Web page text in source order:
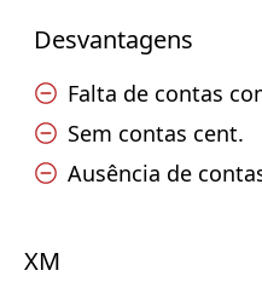
Desvantagens
Falta de contas
Sem contas cent.
Ausência de
XM